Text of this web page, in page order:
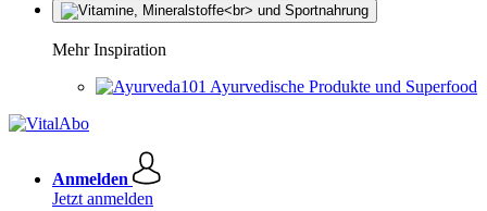
Mehr Inspiration
Ayurvedische Produkte und Superfood
Anmelden
Jetzt anmelden